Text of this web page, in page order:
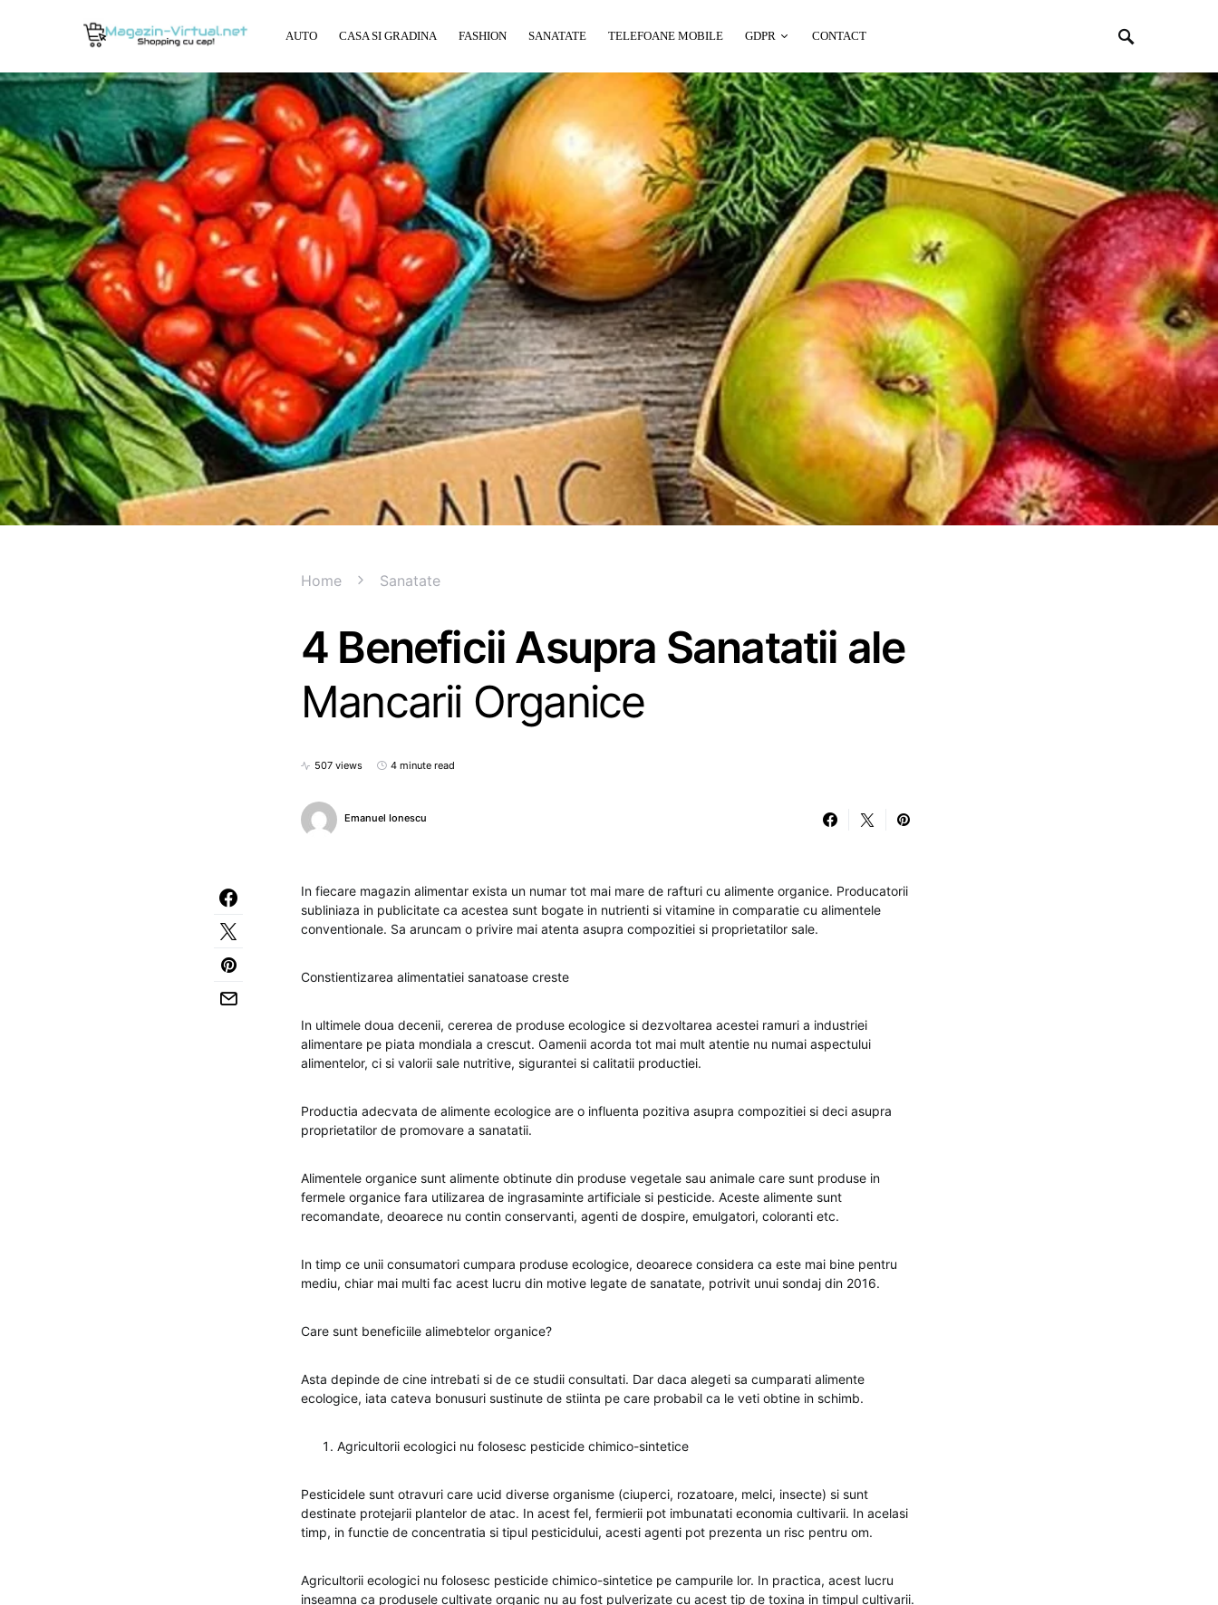
AUTO CASA SI GRADINA FASHION SANATATE TELEFOANE MOBILE GDPR CONTACT
Home Sanatate
4 Beneficii Asupra Sanatatii ale
Mancarii Organice
507 views 4 minute read
Emanuel Ionescu
In fiecare magazin alimentar exista un numar tot mai mare de rafturi cu alimente organice. Producatorii
subliniaza in publicitate ca acestea sunt bogate in nutrienti si vitamine in comparatie cu alimentele
conventionale. Sa aruncam o privire mai atenta asupra compozitiei si proprietatilor sale.
Constientizarea alimentatiei sanatoase creste
In ultimele doua decenii, cererea de produse ecologice si dezvoltarea acestei ramuri a industriei
alimentare pe piata mondiala a crescut. Oamenii acorda tot mai mult atentie nu numai aspectului
alimentelor, ci si valorii sale nutritive, sigurantei si calitatii productiei.
Productia adecvata de alimente ecologice are o influenta pozitiva asupra compozitiei si deci asupra
proprietatilor de promovare a sanatatii.
Alimentele organice sunt alimente obtinute din produse vegetale sau animale care sunt produse in
fermele organice fara utilizarea de ingrasaminte artificiale si pesticide. Aceste alimente sunt
recomandate, deoarece nu contin conservanti, agenti de dospire, emulgatori, coloranti etc.
In timp ce unii consumatori cumpara produse ecologice, deoarece considera ca este mai bine pentru
mediu, chiar mai multi fac acest lucru din motive legate de sanatate, potrivit unui sondaj din 2016.
Care sunt beneficiile alimebtelor organice?
Asta depinde de cine intrebati si de ce studii consultati. Dar daca alegeti sa cumparati alimente
ecologice, iata cateva bonusuri sustinute de stiinta pe care probabil ca le veti obtine in schimb.
Agricultorii ecologici nu folosesc pesticide chimico-sintetice
Pesticidele sunt otravuri care ucid diverse organisme (ciuperci, rozatoare, melci, insecte) si sunt
destinate protejarii plantelor de atac. In acest fel, fermierii pot imbunatati economia cultivarii. In acelasi
timp, in functie de concentratia si tipul pesticidului, acesti agenti pot prezenta un risc pentru om.
Agricultorii ecologici nu folosesc pesticide chimico-sintetice pe campurile lor. In practica, acest lucru
inseamna ca produsele cultivate organic nu au fost pulverizate cu acest tip de toxina in timpul cultivarii.